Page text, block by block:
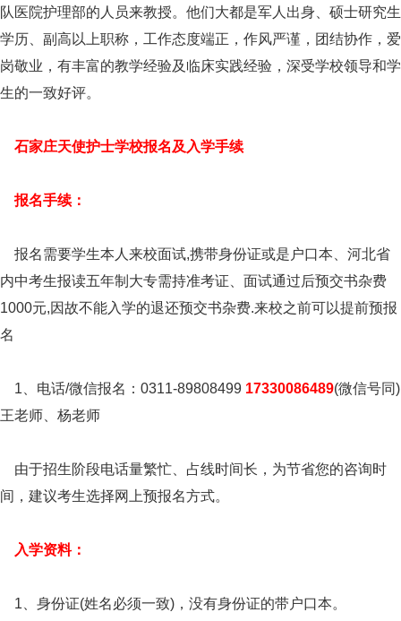
队医院护理部的人员来教授。他们大都是军人出身、硕士研究生
学历、副高以上职称，工作态度端正，作风严谨，团结协作，爱
岗敬业，有丰富的教学经验及临床实践经验，深受学校领导和学
生的一致好评。
石家庄天使护士学校报名及入学手续
报名手续：
报名需要学生本人来校面试,携带身份证或是户口本、河北省
内中考生报读五年制大专需持准考证、面试通过后预交书杂费
1000元,因故不能入学的退还预交书杂费.来校之前可以提前预报
名
1、电话/微信报名：0311-89808499 17330086489(微信号同)
王老师、杨老师
由于招生阶段电话量繁忙、占线时间长，为节省您的咨询时
间，建议考生选择网上预报名方式。
入学资料：
1、身份证(姓名必须一致)，没有身份证的带户口本。